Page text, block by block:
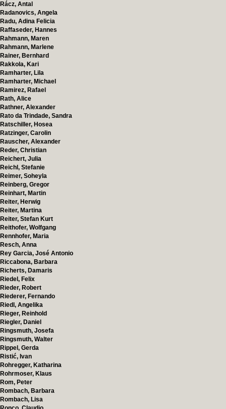
Rácz, Antal
Radanovics, Angela
Radu, Adina Felicia
Raffaseder, Hannes
Rahmann, Maren
Rahmann, Marlene
Rainer, Bernhard
Rakkola, Kari
Ramharter, Lila
Ramharter, Michael
Ramirez, Rafael
Rath, Alice
Rathner, Alexander
Rato da Trindade, Sandra
Ratschiller, Hosea
Ratzinger, Carolin
Rauscher, Alexander
Reder, Christian
Reichert, Julia
Reichl, Stefanie
Reimer, Soheyla
Reinberg, Gregor
Reinhart, Martin
Reiter, Herwig
Reiter, Martina
Reiter, Stefan Kurt
Reithofer, Wolfgang
Rennhofer, Maria
Resch, Anna
Rey Garcia, José Antonio
Riccabona, Barbara
Richerts, Damaris
Riedel, Felix
Rieder, Robert
Riederer, Fernando
Riedl, Angelika
Rieger, Reinhold
Riegler, Daniel
Ringsmuth, Josefa
Ringsmuth, Walter
Rippel, Gerda
Ristić, Ivan
Rohregger, Katharina
Rohrmoser, Klaus
Rom, Peter
Rombach, Barbara
Rombach, Lisa